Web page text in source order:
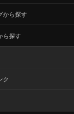
から探す
ら探す
ク